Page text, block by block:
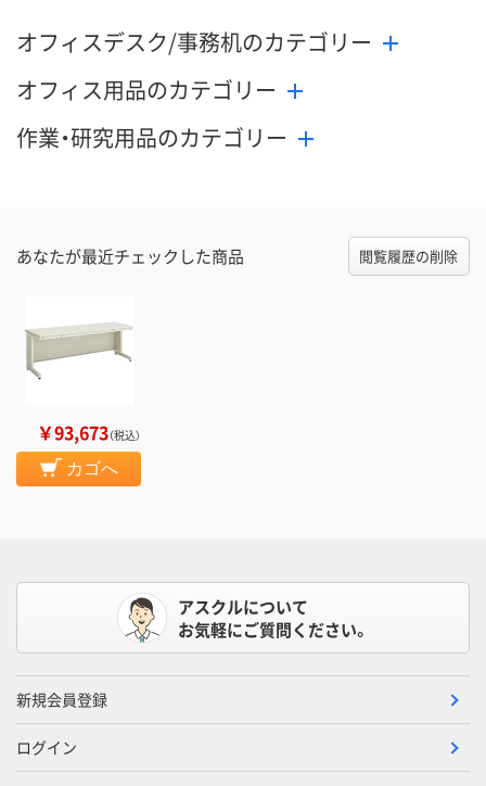
オフィスデスク/事務机のカテゴリー
オフィス用品のカテゴリー
作業・研究用品のカテゴリー
あなたが最近チェックした商品 閲覧履歴の削除
￥93,673（税込）
カゴへ
アスクルについて
お気軽にご質問ください。
新規会員登録
ログイン